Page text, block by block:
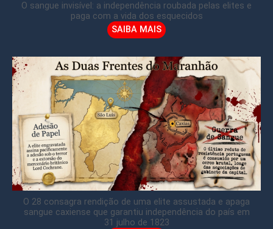
O sangue invisível: a independência roubada pelas elites e
paga com a vida dos esquecidos
SAIBA MAIS
O 28 consagra rendição de uma elite assustada e apaga
sangue caxiense que garantiu independência do país em
31 julho de 1823